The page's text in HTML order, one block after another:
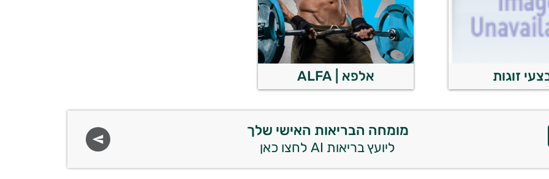
זוגות אלפא | ALFA
מומחה הבריאות האישי שלך
ליועץ בריאות AI לחצו כאן